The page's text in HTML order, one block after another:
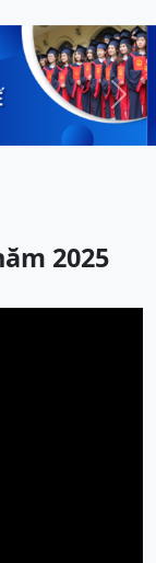
Next
2025